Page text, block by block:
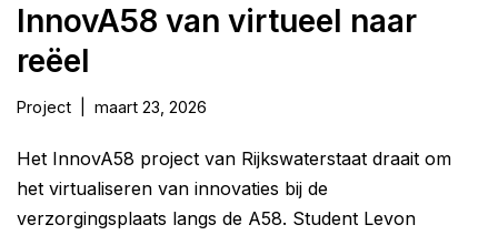
InnovA58 van virtueel naar
reëel
Project maart 23, 2026
Het InnovA58 project van Rijkswaterstaat draait om
het virtualiseren van innovaties bij de
verzorgingsplaats langs de A58. Student Levon